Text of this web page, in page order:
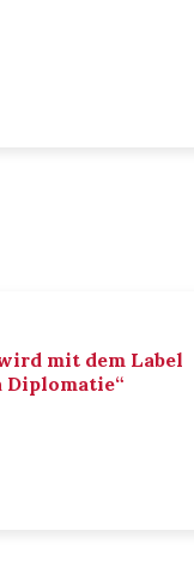
mit dem Label
Diplomatie“